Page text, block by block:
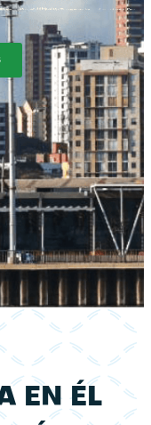
EN ÉL